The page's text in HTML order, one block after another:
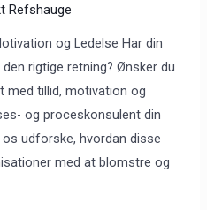
Refshauge
og Ledelse Har din
rigtige retning? Ønsker du
med tillid, motivation og
og proceskonsulent din
udforske, hvordan disse
med at blomstre og